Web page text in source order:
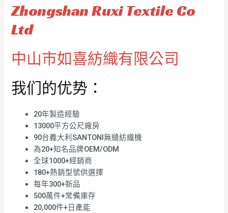
Zhongshan Ruxi Textile Co
Ltd
中山市如喜紡織有限公司
我们的优势：
20年製造經驗
13000平方公尺廠房
90台義大利SANTONI無縫紡織機
為20+知名品牌OEM/ODM
全球1000+經銷商
180+熱銷型號供選擇
每年300+新品
500萬件+常備庫存
20,000件+日產能